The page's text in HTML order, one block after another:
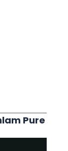
Pure